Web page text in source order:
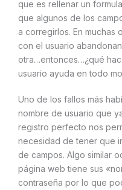
que es rellenar un
que algunos de los
a corregirlos. En muchas
con el usuario
otra…entonces…¿qué
usuario ayuda en todo
Uno de los fallos más
nombre de usuario que
registro perfecto nos
necesidad de tener que
de campos. Algo similar
página web tiene sus
contraseña por lo que